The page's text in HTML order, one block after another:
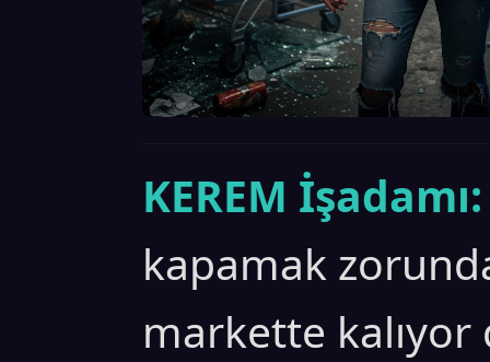
KEREM İşadamı:
kapamak
markette